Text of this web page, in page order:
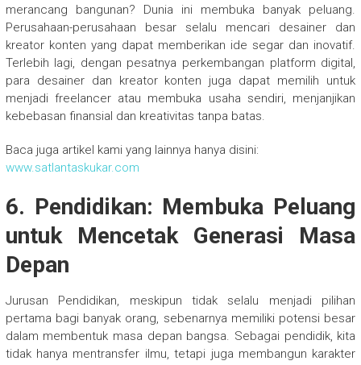
merancang bangunan? Dunia ini membuka banyak peluang.
Perusahaan-perusahaan besar selalu mencari desainer dan
kreator konten yang dapat memberikan ide segar dan inovatif.
Terlebih lagi, dengan pesatnya perkembangan platform digital,
para desainer dan kreator konten juga dapat memilih untuk
menjadi freelancer atau membuka usaha sendiri, menjanjikan
kebebasan finansial dan kreativitas tanpa batas.
Baca juga artikel kami yang lainnya hanya disini:
www.satlantaskukar.com
6. Pendidikan: Membuka Peluang
untuk Mencetak Generasi Masa
Depan
Jurusan Pendidikan, meskipun tidak selalu menjadi pilihan
pertama bagi banyak orang, sebenarnya memiliki potensi besar
dalam membentuk masa depan bangsa. Sebagai pendidik, kita
tidak hanya mentransfer ilmu, tetapi juga membangun karakter